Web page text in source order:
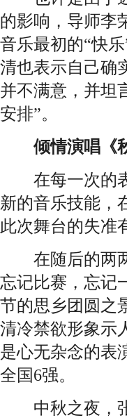
的影响，导师李
音乐最初的“快
清也表示自己确
并不满意，并坦
安排”。
倾情演唱《秋
在每一次的表
新的音乐技能，
此次舞台的失准
在随后的两两
忘记比赛，忘记
节的思乡团圆之
清冷禁欲形象示
是心无杂念的表
全国6强。
中秋之夜，张